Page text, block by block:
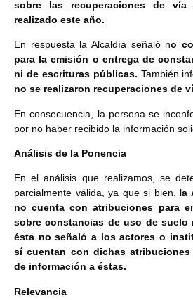
sobre las recuperaciones de
realizado este año.
En respuesta la Alcaldía señaló no
para la emisión o entrega de
ni de escrituras públicas. También
no se realizaron recuperaciones de
En consecuencia, la persona se
por no haber recibido la información
Análisis de la Ponencia
En el análisis que realizamos, se
parcialmente válida, ya que si bien, la
no cuenta con atribuciones para
sobre constancias de uso de suelo
ésta no señaló a los actores o
sí cuentan con dichas
de información a éstas.
Relevancia